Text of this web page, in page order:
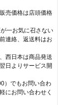
売価格は店頭価格
一お気に召さない
連絡、返送料はお
西日本は商品発送
日よりサービス開
）でもお問い合わ
にお問い合わせく